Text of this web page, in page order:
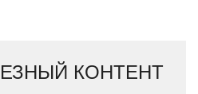
КОНТЕНТ